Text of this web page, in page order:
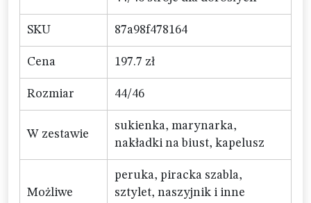
SKU 87a98f478164
Cena 197.7 zł
Rozmiar 44/46
W zestawie
sukienka, marynarka,
nakładki na biust, kapelusz
Możliwe
peruka, piracka szabla,
sztylet, naszyjnik i inne